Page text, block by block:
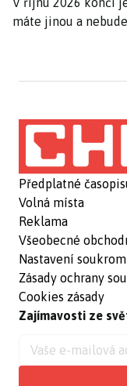
máte jinou a
Předplatné
Volná místa
Reklama
Všeobecné
Nastavení
Zásady ochrany
Cookies zásady
Zajímavosti ze